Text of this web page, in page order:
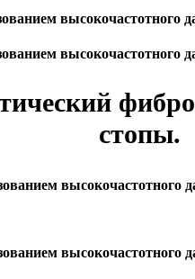
высокочастотного
высокочастотного
стопы.
высокочастотного
высокочастотного